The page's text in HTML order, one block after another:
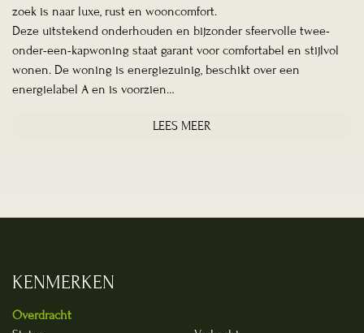
zoek is naar luxe, rust en wooncomfort.
Deze uitstekend onderhouden en bijzonder sfeervolle twee-
onder-een-kapwoning staat garant voor comfortabel en stijlvol
wonen. De woning is energiezuinig, beschikt over een
energielabel A en is voorzien…
LEES MEER
KENMERKEN
Overdracht